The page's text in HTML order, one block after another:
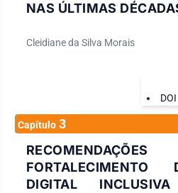
NAS ÚLTIMAS
Cleidiane da Silva Morais
DOI
Capítulo 3
FORTALECIMENTO
DIGITAL